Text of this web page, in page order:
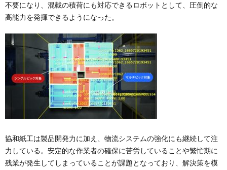
不要になり、混載の積荷にも対応できるロボットとして、圧倒的な
高能力を発揮できるようになった。
協和紙工は製品開発力に加え、物流システムの強化にも継続して注
力している。安定的な作業者の確保に苦労していることや繁忙期に
残業が発生してしまっていることが課題となっており、解決策を模